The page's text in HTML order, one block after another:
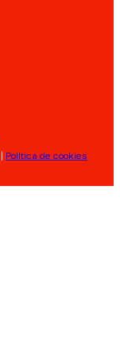
Política de cookies